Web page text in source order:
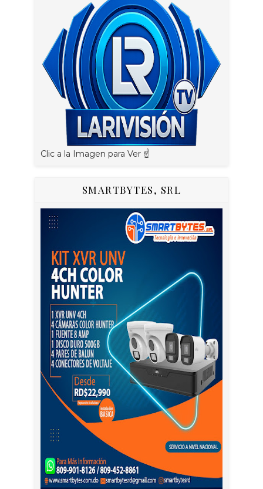
Clic a la Imagen para Ver ☝️
SMARTBYTES, SRL